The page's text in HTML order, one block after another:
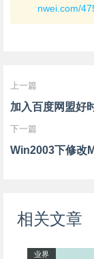
nwei.com/
上一篇
加入百度网盟好
下一篇
Win2003下修改
相关文章
业界